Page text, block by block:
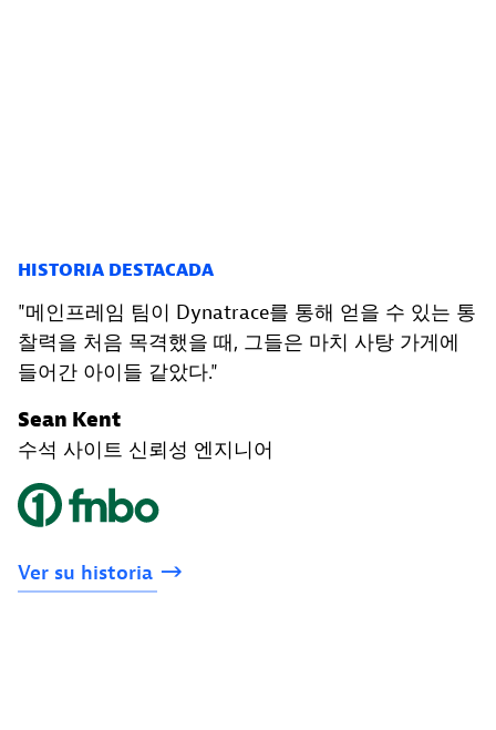
HISTORIA DESTACADA
메인프레임 팀이 Dynatrace를 통해 얻을 수 있는 통
찰력을 처음 목격했을 때, 그들은 마치 사탕 가게에
들어간 아이들 같았다.
Sean Kent
수석 사이트 신뢰성 엔지니어
Ver su historia